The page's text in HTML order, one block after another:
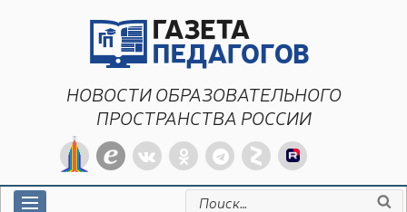
НОВОСТИ ОБРАЗОВАТЕЛЬНОГО
ПРОСТРАНСТВА РОССИИ
Искать: